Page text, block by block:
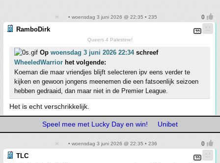
• woensdag 3 juni 2026 @ 22:35 • 235
RamboDirk
Queers 4 Palestine!
Op woensdag 3 juni 2026 22:34schreef
WheeledWarrior het volgende:
Koeman die maar vriendjes blijft selecteren ipv eens verder te
kijken en gewoon jongens meenemen die een fatsoenlijk seizoen
hebben gedraaid, dan maar niet in de Premier League.
Het is echt verschrikkelijk.
Speel mee met Lucky Day en win! Unibet
• woensdag 3 juni 2026 @ 22:35 • 236
TLC